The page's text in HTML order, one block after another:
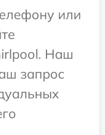
или
Наш
запрос